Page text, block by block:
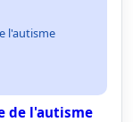
l'autisme
de l'autisme